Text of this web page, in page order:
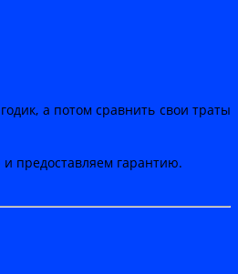
а потом сравнить свои траты
и предоставляем гарантию.